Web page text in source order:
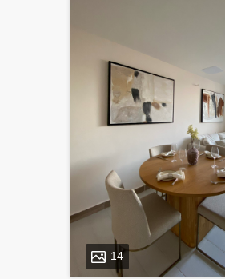
14